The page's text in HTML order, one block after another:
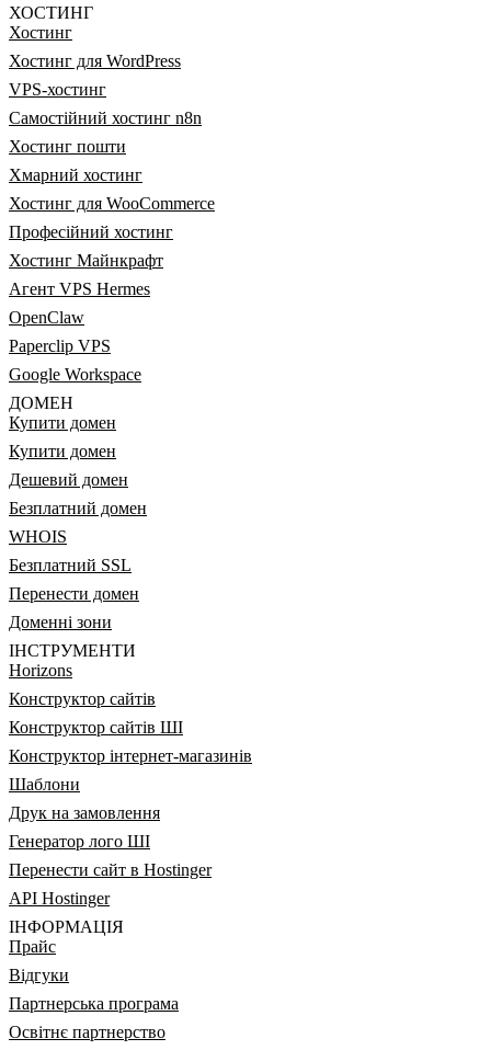
ХОСТИНГ
Хостинг
Хостинг для WordPress
VPS-хостинг
Самостійний хостинг n8n
Хостинг пошти
Хмарний хостинг
Хостинг для WooCommerce
Професійний хостинг
Хостинг Майнкрафт
Агент VPS Hermes
OpenClaw
Paperclip VPS
Google Workspace
ДОМЕН
Купити домен
Купити домен
Дешевий домен
Безплатний домен
WHOIS
Безплатний SSL
Перенести домен
Доменні зони
ІНСТРУМЕНТИ
Horizons
Конструктор сайтів
Конструктор сайтів ШІ
Конструктор інтернет-магазинів
Шаблони
Друк на замовлення
Генератор лого ШІ
Перенести сайт в Hostinger
API Hostinger
ІНФОРМАЦІЯ
Прайс
Відгуки
Партнерська програма
Освітнє партнерство